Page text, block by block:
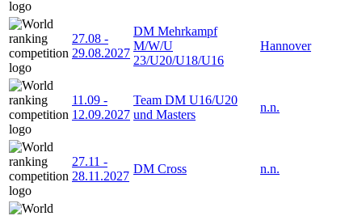
27.08 -
29.08.2027
DM Mehrkampf
M/W/U
23/U20/U18/U16
Hannover
11.09 -
12.09.2027
Team DM U16/U20
und Masters
n.n.
27.11 -
28.11.2027
DM Cross n.n.